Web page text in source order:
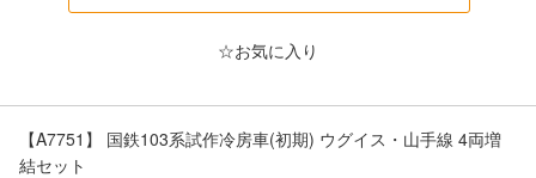
北海道・東北 関東
☆お気に入り
【A7751】 国鉄103系試作冷房車(初期) ウグイス・山手線 4両増
結セット